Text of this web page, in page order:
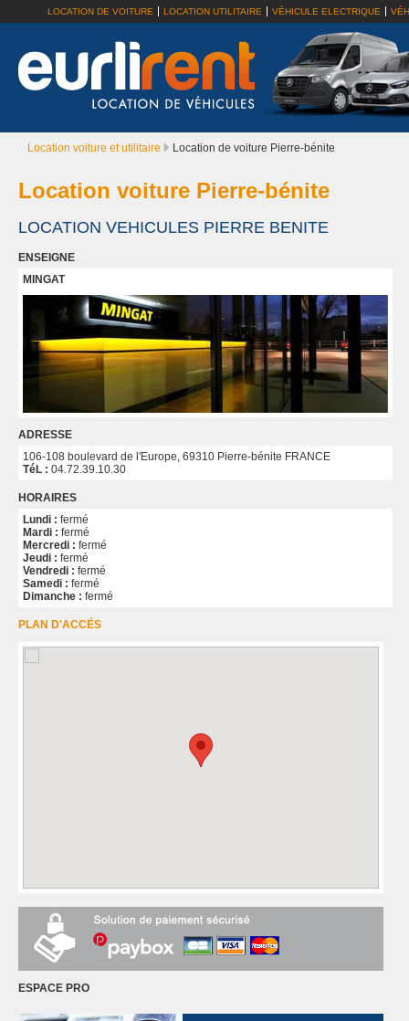
LOCATION DE VOITURE LOCATION UTILITAIRE VÉHICULE ELECTRIQUE
Location voiture et utilitaire Location de voiture Pierre-bénite
Location voiture Pierre-bénite
LOCATION VEHICULES PIERRE BENITE
ENSEIGNE
MINGAT
ADRESSE
106-108 boulevard de l'Europe, 69310 Pierre-bénite FRANCE
TéL : 04.72.39.10.30
HORAIRES
Lundi : fermé
Mardi : fermé
Mercredi : fermé
Jeudi : fermé
Vendredi : fermé
Samedi : fermé
Dimanche : fermé
PLAN D'ACCÉS
ESPACE PRO